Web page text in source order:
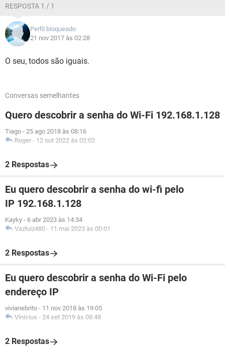
RESPOSTA 1 / 1
Perfil bloqueado
21 nov 2017 às 02:28
O seu, todos são iguais.
Conversas semelhantes
Quero descobrir a senha do Wi-Fi 192.168.1.128
Tiago - 25 ago 2018 às 08:16
Roger - 12 out 2022 às 02:02
2 Respostas
Eu quero descobrir a senha do wi-fi pelo
IP 192.168.1.128
Kayky - 6 abr 2023 às 14:34
Vazluiz480 - 11 mai 2023 às 00:01
2 Respostas
Eu quero descobrir a senha do Wi-Fi pelo
endereço IP
vivianebrito - 11 nov 2018 às 19:05
Vinicius - 24 set 2019 às 08:48
2 Respostas